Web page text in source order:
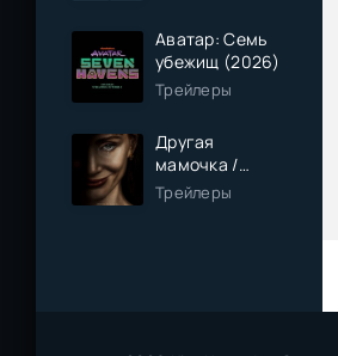
Аватар: Семь
убежищ (2026)
Трейлеры
Другая
мамочка /
Чужая мама
(2026)
Трейлеры